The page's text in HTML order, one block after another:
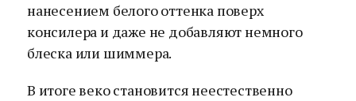
нанесением белого оттенка поверх
консилера и даже не добавляют немного
блеска или шиммера.
В итоге веко становится неестественно